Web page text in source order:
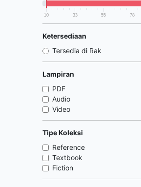
10 33 55 78
Ketersediaan
Tersedia di Rak
Lampiran
PDF
Audio
Video
Tipe Koleksi
Reference
Textbook
Fiction